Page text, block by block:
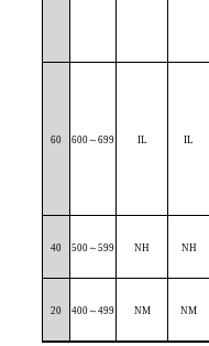
60 600 ～ 699 IL IL
40 500 ～ 599 NH NH
20 400 ～ 499 NM NM